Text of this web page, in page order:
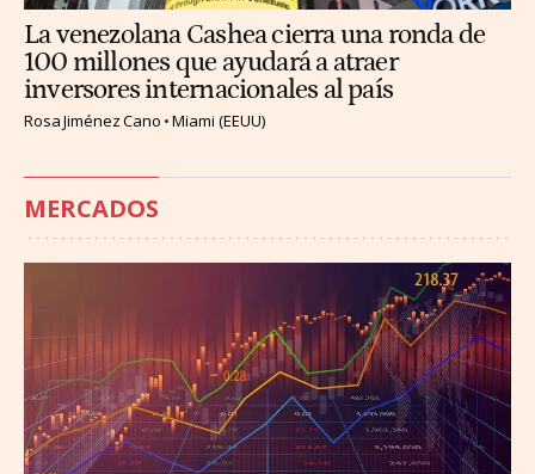
La venezolana Cashea cierra una ronda de
100 millones que ayudará a atraer
inversores internacionales al país
Rosa Jiménez Cano Miami (EEUU)
MERCADOS